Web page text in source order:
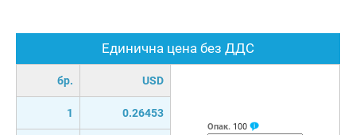
Единична цена без ДДС
бр. USD
1 0.26453
Опак. 100